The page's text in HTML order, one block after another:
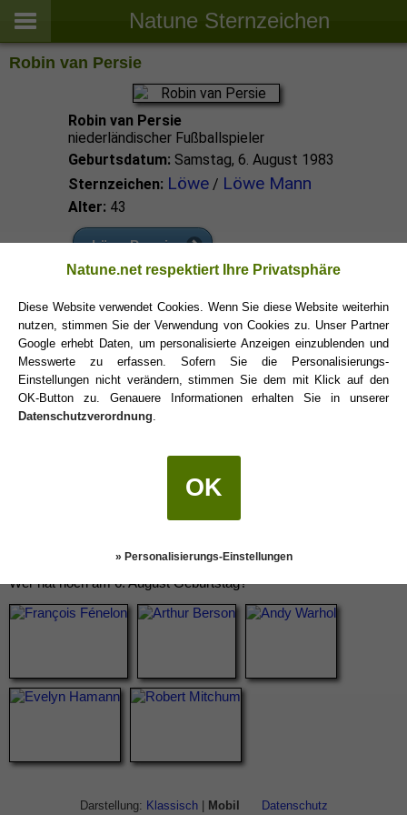
Natune Sternzeichen
Robin van Persie
Robin van Persie
niederländischer Fußballspieler
Geburtsdatum: Samstag, 6. August 1983
Sternzeichen: Löwe/ Löwe Mann
Alter: 43
Löwe Promis
Löwe Sternzeichen
Wer hat noch am 6. August Geburtstag?
Darstellung: Klassisch| Mobil Datenschutz
Natune.net respektiert Ihre Privatsphäre
Diese Website verwendet Cookies. Wenn Sie diese Website weiterhin
nutzen, stimmen Sie der Verwendung von Cookies zu. Unser Partner
Google erhebt Daten, um personalisierte Anzeigen einzublenden und
Messwerte zu erfassen. Sofern Sie die Personalisierungs-
Einstellungen nicht verändern, stimmen Sie dem mit Klick auf den
OK-Button zu. Genauere Informationen erhalten Sie in unserer
Datenschutzverordnung
OK
» Personalisierungs-Einstellungen